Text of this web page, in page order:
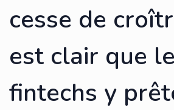
cesse de
est clair que
fintechs y